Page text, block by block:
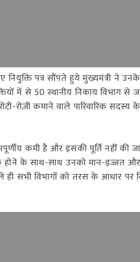
पत्र सौंपते हुये मुख्यमंत्री ने
में से 50 स्थानीय निकाय विभाग
रोज़ी कमाने वाले पारिवारिक
कमी है और इसकी पूर्ति नहीं की
होने के साथ-साथ उनको मान-इज्जत
ही सभी विभागों को तरस के आधार पर